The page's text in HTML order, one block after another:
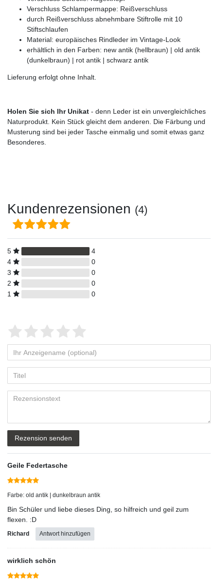
Verschluss Schlampermappe: Reißverschluss
durch Reißverschluss abnehmbare Stiftrolle mit 10
Stiftschlaufen
Material: europäisches Rindleder im Vintage-Look
erhältlich in den Farben: new antik (hellbraun) | old antik
(dunkelbraun) | rot antik | schwarz antik
Lieferung erfolgt ohne Inhalt.
Holen Sie sich Ihr Unikat - denn Leder ist ein unvergleichliches
Naturprodukt. Kein Stück gleicht dem anderen. Die Färbung und
Musterung sind bei jeder Tasche einmalig und somit etwas ganz
Besonderes.
Kundenrezensionen (4)
5
4
4
0
3
0
2
0
1
0
Bewertungssterne
von
5
Bewertungssternen
4
von
5
Bewertungssternen
3
von
5
Bewertungssternen
2
von
5
Bewertungssternen
1
von
5
Bewertungssternen
Anzeigename
(optional)
Rezension senden
Geile Federtasche
Farbe: old antik | dunkelbraun antik
Bin Schüler und liebe dieses Ding, so hilfreich und geil zum
flexen. :D
Richard Antwort hinzufügen
wirklich schön